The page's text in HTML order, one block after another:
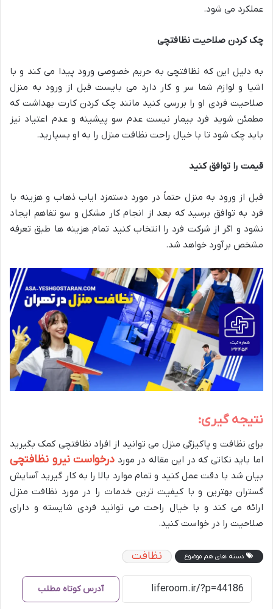
عملکرد می شود.
چک کردن صلاحیت نظافتچی
به دلیل این که نظافتچی به حریم خصوصی ورود پیدا می کند و با
اشیا و لوازم شما سر و کار دارد می بایست قبل از ورود به منزل
صلاحیت فردی او را بررسی کنید مانند چک کردن کارت بهداشت که
مطمئن شوید فرد بیمار نیست عدم سو پیشینه و عدم اعتیاد نیز
باید چک شود تا با خیال راحت نظافت منزل را به او بسپارید.
قیمت را توافق کنید
قبل از ورود به منزل حتماً در مورد دستمزد ایاب ذهاب و هزینه با
فرد به توافق برسید که بعد از انجام کار مشکل و سو تفاهم ایجاد
نشود و اگر از شرکت فرد را انتخاب کنید تمام هزینه ها طبق تعرفه
مشخص برآورد خواهد شد.
نتیجه گیری:
برای نظافت و پاکیزگی منزل می توانید از افراد نظافتچی کمک بگیرید
اما باید نکاتی که در این مقاله در مورد درخواست نیرو نظافتچی
بیان شد با دقت عمل کنید و تمام موارد بالا را به کار گیرید آسایش
گستران بهترین و با کیفیت ترین خدمات را در مورد نظافت منزل
ارائه می کند و با خیال راحت می توانید فردی شایسته و دارای
صلاحیت را در خواست کنید.
دسته های هم موضوع نظافت
آدرس کوتاه مطلب